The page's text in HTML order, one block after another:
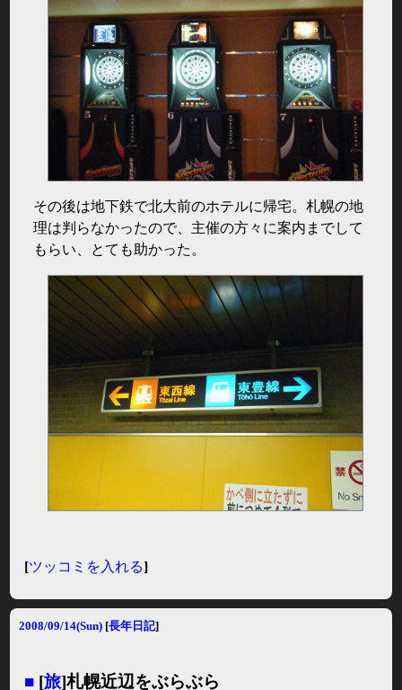
その後は地下鉄で北大前のホテルに帰宅。札幌の地
理は判らなかったので、主催の方々に案内までして
もらい、とても助かった。
[ツッコミを入れる]
2008/09/14(Sun) [長年日記]
■ [旅]札幌近辺をぶらぶら